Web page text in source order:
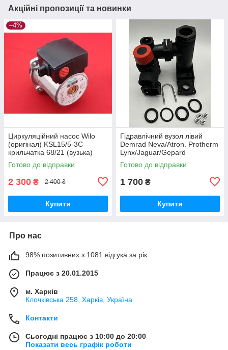
Акційні пропозиції та новинки
–4%
Циркуляційний насос Wilo
(оригінал) KSL15/5-3C
крильчатка 68/21 (вузька)
Готово до відправки
2 300 ₴ 2 400 ₴
Купити
Гідравлічний вузол лівий
Demrad Neva/Atron. Protherm
Lynx/Jaguar/Gepard
0020118698/D003202242
Готово до відправки
1 700 ₴
Купити
Про нас
98% позитивних з 1081 відгука за рік
Працює з 20.01.2015
м. Харків
Клочкiвська 258, Харків, Україна
Контакти
Сьогодні працює з 10:00 до 20:00
Показати весь графік роботи